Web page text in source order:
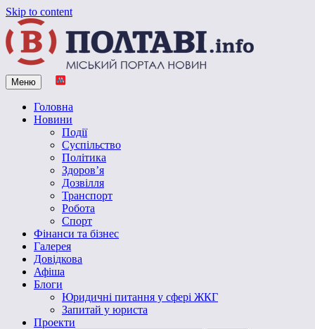
Skip to content
Vpoltave.info
Полтавський портал новин
Меню
Головна
Новини
Події
Суспільство
Політика
Здоров’я
Дозвілля
Транспорт
Робота
Спорт
Фінанси та бізнес
Галерея
Довідкова
Афіша
Блоги
Юридичні питання у сфері ЖКГ
Запитай у юриста
Проекти